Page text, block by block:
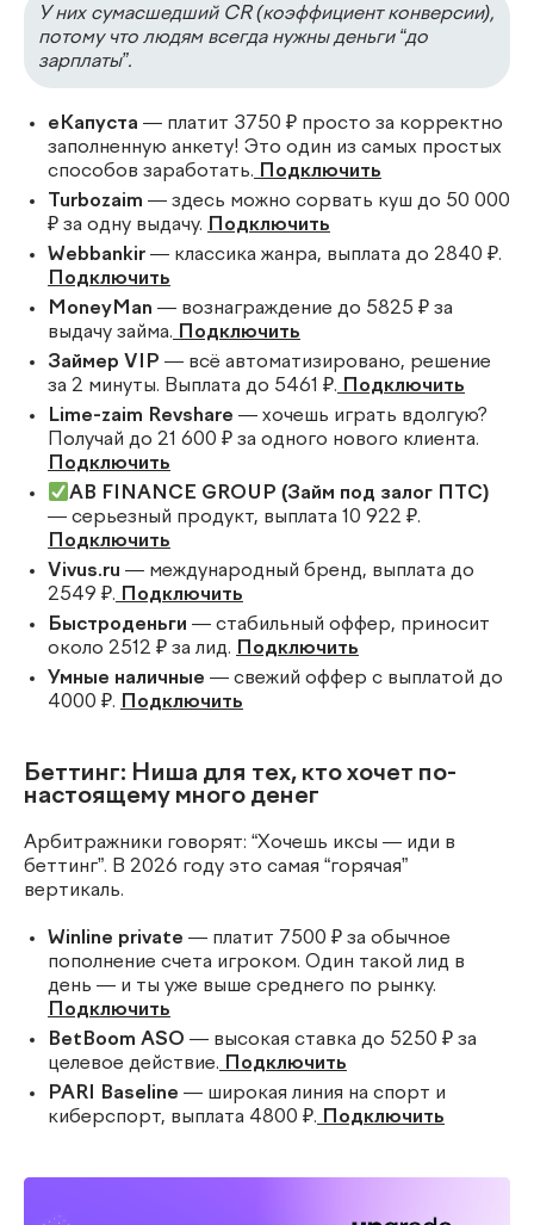
У них сумасшедший CR (коэффициент конверсии),
потому что людям всегда нужны деньги “до
зарплаты”.
еКапуста — платит 3750 ₽ просто за корректно
заполненную анкету! Это один из самых простых
способов заработать.
Подключить
Turbozaim — здесь можно сорвать куш до 50 000
₽ за одну выдачу.
Подключить
Webbankir — классика жанра, выплата до 2840 ₽.
Подключить
MoneyMan — вознаграждение до 5825 ₽ за
выдачу займа.
Подключить
Займер VIP — всё автоматизировано, решение
за 2 минуты. Выплата до 5461 ₽.
Подключить
Lime-zaim Revshare — хочешь играть вдолгую?
Получай до 21 600 ₽ за одного нового клиента.
Подключить
AB FINANCE GROUP (Займ под залог ПТС)
— серьезный продукт, выплата 10 922 ₽.
Подключить
Vivus.ru — международный бренд, выплата до
2549 ₽. Подключить
Быстроденьги — стабильный оффер, приносит
около 2512 ₽ за лид. Подключить
Умные наличные — свежий оффер с выплатой до
4000 ₽. Подключить
Беттинг: Ниша для тех, кто хочет по-
настоящему много денег
Арбитражники говорят: “Хочешь иксы — иди в
беттинг”. В 2026 году это самая “горячая”
вертикаль.
Winline private — платит 7500 ₽ за обычное
пополнение счета игроком. Один такой лид в
день — и ты уже выше среднего по рынку.
Подключить
BetBoom ASO — высокая ставка до 5250 ₽ за
целевое действие. Подключить
PARI Baseline — широкая линия на спорт и
киберспорт, выплата 4800 ₽. Подключить